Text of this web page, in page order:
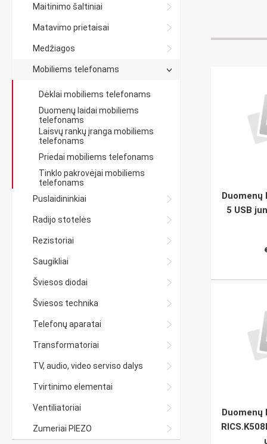
Maitinimo šaltiniai
Matavimo prietaisai
Medžiagos
Mobiliems telefonams
Dėklai mobiliems telefonams
Duomenų laidai mobiliems
telefonams
Laisvų rankų įranga mobiliems
telefonams
Priedai mobiliems telefonams
Tinklo pakrovėjai mobiliems
telefonams
Puslaidininkiai
Radijo stotelės
Rezistoriai
Saugikliai
Šviesos diodai
Šviesos technika
Telefonų aparatai
Transformatoriai
TV, audio, video serviso dalys
Tvirtinimo elementai
Ventiliatoriai
Zumeriai PIEZO
Duomenų
5 USB
Duomenų